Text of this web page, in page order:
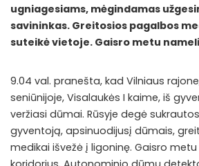
ugniagesiams, mėgindamas
savininkas. Greitosios pagalbos
suteikė vietoje. Gaisro metu
9.04 val. pranešta, kad Vilniaus
seniūnijoje, Visalaukės I kaime, iš
veržiasi dūmai. Rūsyje degė
gyventoją, apsinuodijusį dūmais,
medikai išvežė į ligoninę. Gaisro